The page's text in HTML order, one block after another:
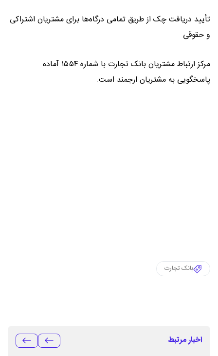
تأیید دریافت چک از طریق تمامی درگاه‌ها برای مشتریان اشتراکی
و حقوقی
مرکز ارتباط مشتریان بانک تجارت با شماره ۱۵۵۴ آماده
پاسخگویی به مشتریان ارجمند است.
بانک تجارت
اخبار مرتبط